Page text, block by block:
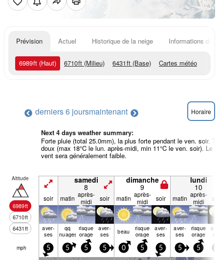
Prévision Actuel Historique de la neige Informations du
6989ft (Haut) 6710ft (Milieu) 6431ft (Base) Cartes météo
derniers 6 joursmaintenant Horaire
Next 4 days weather summary:
Forte pluie (total 25.0mm), la plus forte pendant le ven. soir.
doux (max 18°C le lun. après-midi, min 11°C le ven. soir). Le
vent sera généralement faible.
Altitude
6989ft
6710ft
6431ft
samedi
8
dimanche
9
lundi
10
soir matin après-
midi
soir matin après-
midi
soir matin après-
midi
aver­
ses
qq
nuages
risque
orage
aver­
ses beau risque
orage
aver­
ses
aver­
ses
risque
orage
mph 5 5 5 5 0 5 5 5 5